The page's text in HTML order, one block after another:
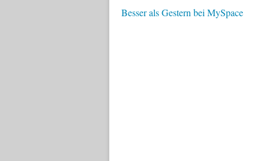
Besser als Gestern bei MySpace